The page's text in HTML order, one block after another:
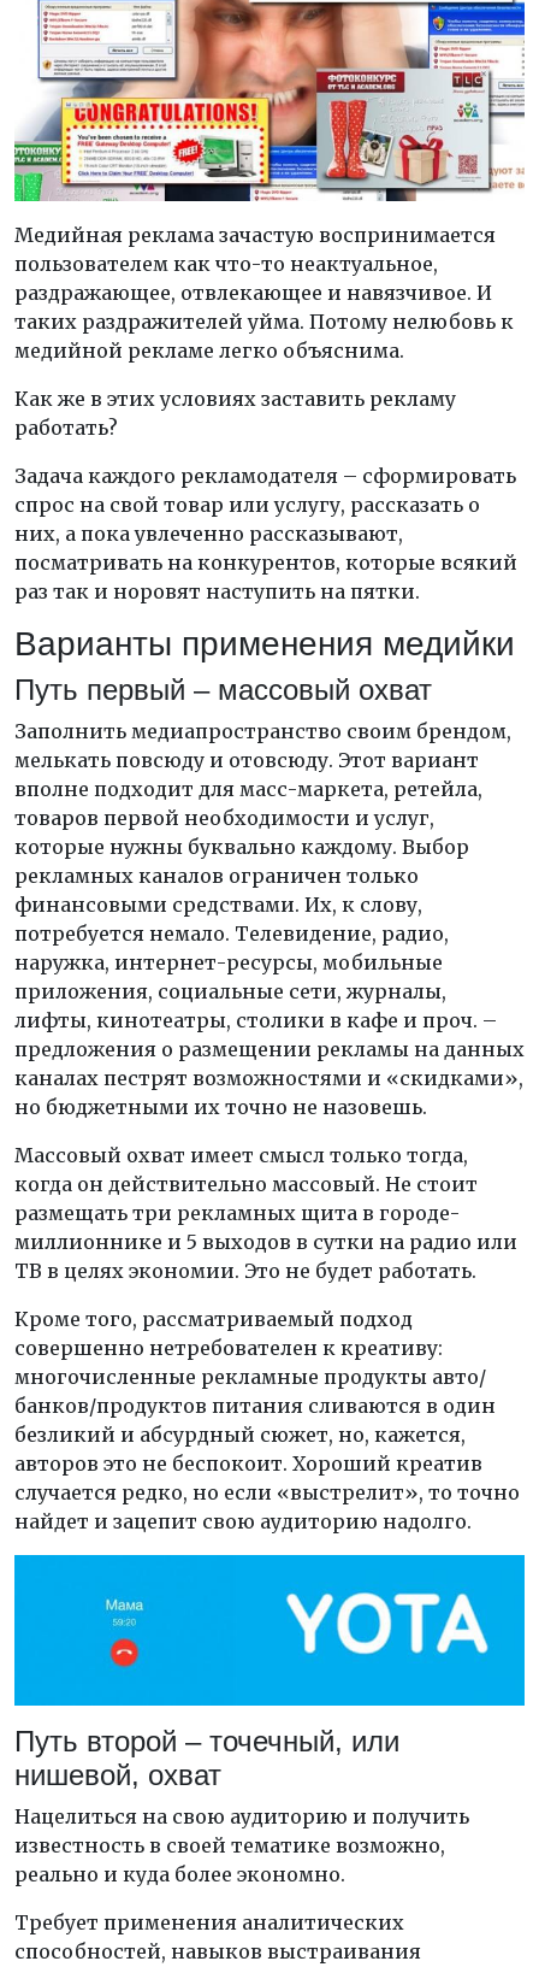
Медийная реклама зачастую воспринимается
пользователем как что-то неактуальное,
раздражающее, отвлекающее и навязчивое. И
таких раздражителей уйма. Потому нелюбовь к
медийной рекламе легко объяснима.
Как же в этих условиях заставить рекламу
работать?
Задача каждого рекламодателя – сформировать
спрос на свой товар или услугу, рассказать о
них, а пока увлеченно рассказывают,
посматривать на конкурентов, которые всякий
раз так и норовят наступить на пятки.
Варианты применения медийки
Путь первый – массовый охват
Заполнить медиапространство своим брендом,
мелькать повсюду и отовсюду. Этот вариант
вполне подходит для масс-маркета, ретейла,
товаров первой необходимости и услуг,
которые нужны буквально каждому. Выбор
рекламных каналов ограничен только
финансовыми средствами. Их, к слову,
потребуется немало. Телевидение, радио,
наружка, интернет-ресурсы, мобильные
приложения, социальные сети, журналы,
лифты, кинотеатры, столики в кафе и проч. –
предложения о размещении рекламы на данных
каналах пестрят возможностями и «скидками»,
но бюджетными их точно не назовешь.
Массовый охват имеет смысл только тогда,
когда он действительно массовый. Не стоит
размещать три рекламных щита в городе-
миллионнике и 5 выходов в сутки на радио или
ТВ в целях экономии. Это не будет работать.
Кроме того, рассматриваемый подход
совершенно нетребователен к креативу:
многочисленные рекламные продукты авто/
банков/продуктов питания сливаются в один
безликий и абсурдный сюжет, но, кажется,
авторов это не беспокоит. Хороший креатив
случается редко, но если «выстрелит», то точно
найдет и зацепит свою аудиторию надолго.
Путь второй – точечный, или
нишевой, охват
Нацелиться на свою аудиторию и получить
известность в своей тематике возможно,
реально и куда более экономно.
Требует применения аналитических
способностей, навыков выстраивания